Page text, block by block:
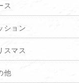
ス
ション
スマス
他